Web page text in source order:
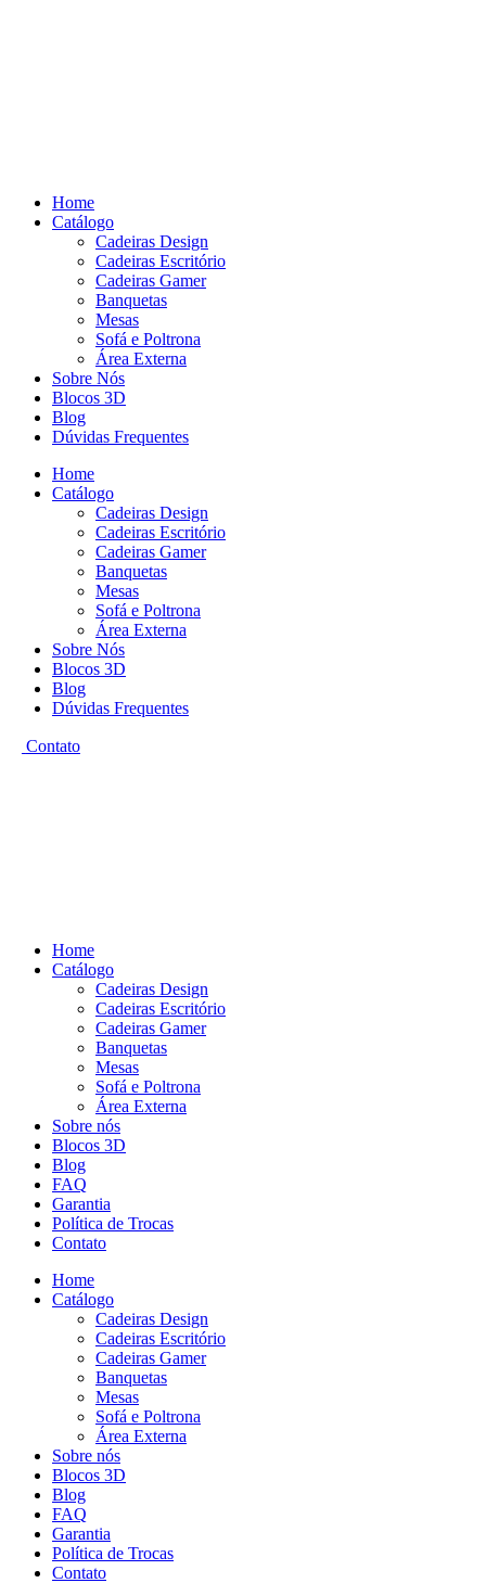
Home
Catálogo
Cadeiras Design
Cadeiras Escritório
Cadeiras Gamer
Banquetas
Mesas
Sofá e Poltrona
Área Externa
Sobre Nós
Blocos 3D
Blog
Dúvidas Frequentes
Home
Catálogo
Cadeiras Design
Cadeiras Escritório
Cadeiras Gamer
Banquetas
Mesas
Sofá e Poltrona
Área Externa
Sobre Nós
Blocos 3D
Blog
Dúvidas Frequentes
Contato
Home
Catálogo
Cadeiras Design
Cadeiras Escritório
Cadeiras Gamer
Banquetas
Mesas
Sofá e Poltrona
Área Externa
Sobre nós
Blocos 3D
Blog
FAQ
Garantia
Política de Trocas
Contato
Home
Catálogo
Cadeiras Design
Cadeiras Escritório
Cadeiras Gamer
Banquetas
Mesas
Sofá e Poltrona
Área Externa
Sobre nós
Blocos 3D
Blog
FAQ
Garantia
Política de Trocas
Contato